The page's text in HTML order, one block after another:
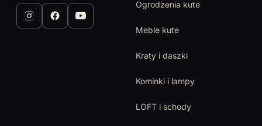
Ogrodzenia kute
Meble kute
Kraty i daszki
Kominki i lampy
LOFT i schody